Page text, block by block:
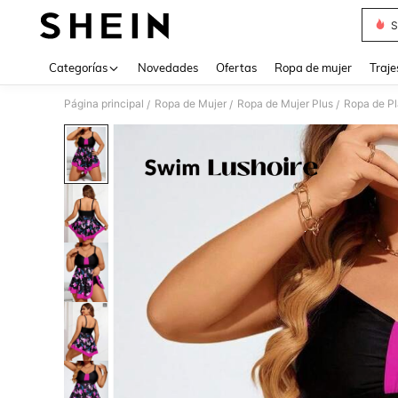
Categorías Novedades Ofertas Ropa de mujer
Página principal / Ropa de Mujer / Ropa de Mujer Plus / Ropa de